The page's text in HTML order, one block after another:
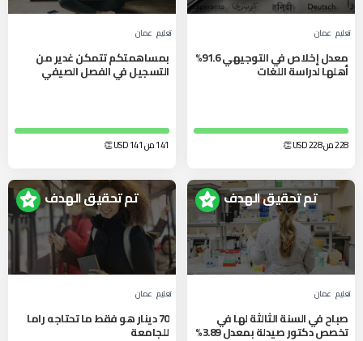
تعليم عمان
معدل إخلاص في التوجيهي 91.6%
أهلها لدراسة اللغات
228 من 228 USD
👏
تعليم عمان
بمساهمتكم تتمكن غدير من
التسجيل في الفصل الصيفي
141 من 141 USD
👏
تم تحقيق الهدف
تعليم عمان
صباح في السنة الثالثة لها في
تخصص دكتور صيدلة بمعدل 3.89%
تم تحقيق الهدف
تعليم عمان
70 دينار هو فقط ما تحتاجه راما
للجامعة